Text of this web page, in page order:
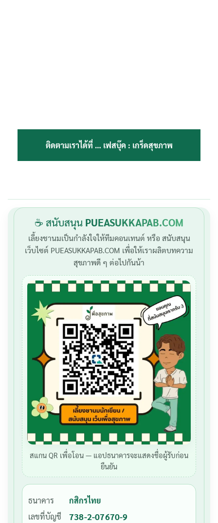
ติดตามเราได้ที่ … เฟสบุ๊ค : เกร็ดสุขภาพ
☕ สนับสนุน PUEASUKKAPAB.COM
เลี้ยงชานมเป็นกำลังใจให้ทีมคอนเทนต์ หรือ สนับสนุน
เว็บไซต์ PUEASUKKAPAB.COM เพื่อให้เราผลิตบทความ
สุขภาพดี ๆ ต่อไปกันน้า
สแกน QR เพื่อโอน — แอปธนาคารจะแสดงชื่อผู้รับก่อน
ยืนยัน
ธนาคาร
กสิกรไทย
เลขที่บัญชี
738-2-07670-9